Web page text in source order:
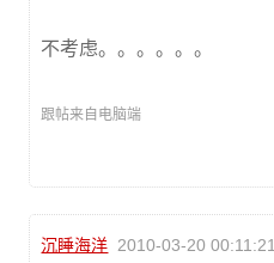
不考虑。。。。。。
跟帖来自电脑端
沉睡海洋 2010-03-20 00:11:21